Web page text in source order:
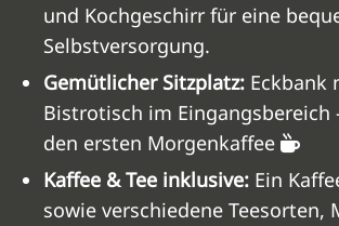
und Kochgeschirr für eine
Selbstversorgung.
Gemütlicher Sitzplatz: Eckbank
Bistrotisch im Eingangsbereich
den ersten Morgenkaffee
Kaffee & Tee inklusive: Ein
sowie verschiedene Teesorten,